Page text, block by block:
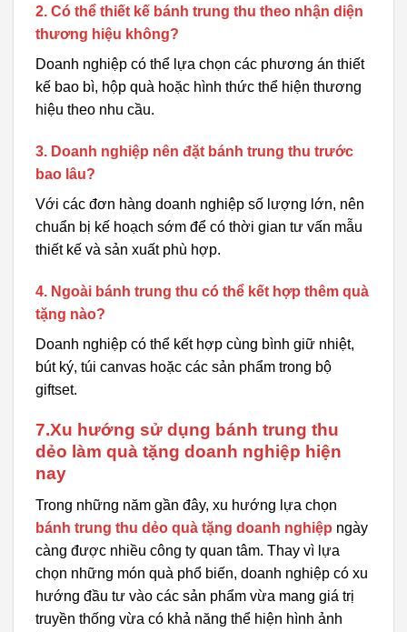
2. Có thể thiết kế bánh trung thu theo nhận diện
thương hiệu không?
Doanh nghiệp có thể lựa chọn các phương án thiết
kế bao bì, hộp quà hoặc hình thức thể hiện thương
hiệu theo nhu cầu.
3. Doanh nghiệp nên đặt bánh trung thu trước
bao lâu?
Với các đơn hàng doanh nghiệp số lượng lớn, nên
chuẩn bị kế hoạch sớm để có thời gian tư vấn mẫu
thiết kế và sản xuất phù hợp.
4. Ngoài bánh trung thu có thể kết hợp thêm quà
tặng nào?
Doanh nghiệp có thể kết hợp cùng bình giữ nhiệt,
bút ký, túi canvas hoặc các sản phẩm trong bộ
giftset.
7.Xu hướng sử dụng bánh trung thu
dẻo làm quà tặng doanh nghiệp hiện
nay
Trong những năm gần đây, xu hướng lựa chọn
bánh trung thu dẻo quà tặng doanh nghiệp ngày
càng được nhiều công ty quan tâm. Thay vì lựa
chọn những món quà phổ biến, doanh nghiệp có xu
hướng đầu tư vào các sản phẩm vừa mang giá trị
truyền thống vừa có khả năng thể hiện hình ảnh